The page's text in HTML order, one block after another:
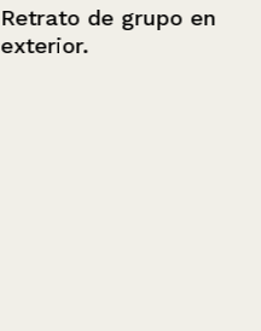
Retrato de grupo en
exterior.